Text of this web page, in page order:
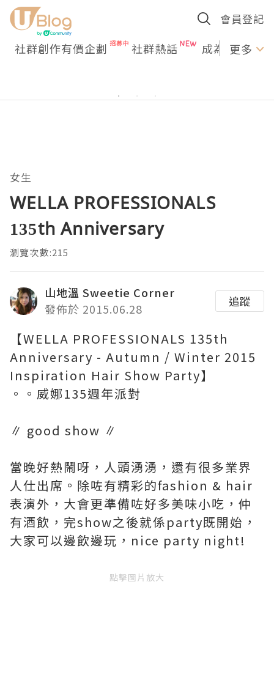
會員登記
社群創作有價企劃 社群熱話 成為U更多
女生
WELLA PROFESSIONALS
135th Anniversary
瀏覽次數:215
山地溫 Sweetie Corner
發佈於 2015.06.28
追蹤
【WELLA PROFESSIONALS 135th
Anniversary - Autumn / Winter 2015
Inspiration Hair Show Party】
。。威娜135週年派對
∥ good show ∥
當晚好熱鬧呀，人頭湧湧，還有很多業界
人仕出席。除咗有精彩的fashion & hair
表演外，大會更準備咗好多美味小吃，仲
有酒飲，完show之後就係party既開始，
大家可以邊飲邊玩，nice party night!
點擊圖片放大